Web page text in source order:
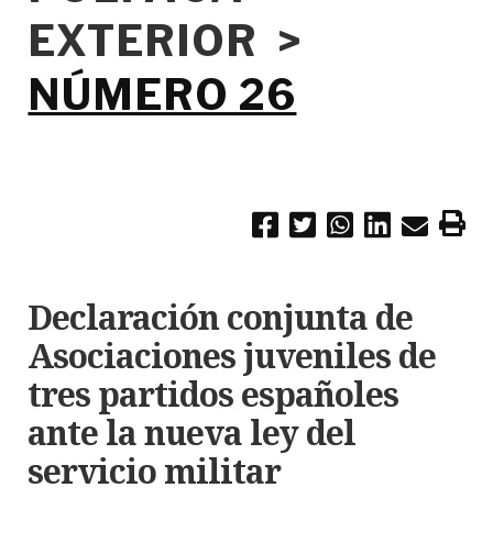
EXTERIOR >
NÚMERO 26
Declaración conjunta de
Asociaciones juveniles de
tres partidos españoles
ante la nueva ley del
servicio militar